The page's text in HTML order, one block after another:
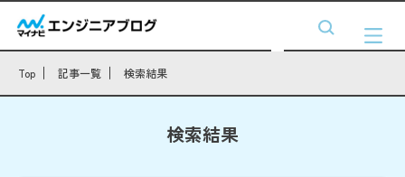
Top 記事一覧 検索結果
検索結果